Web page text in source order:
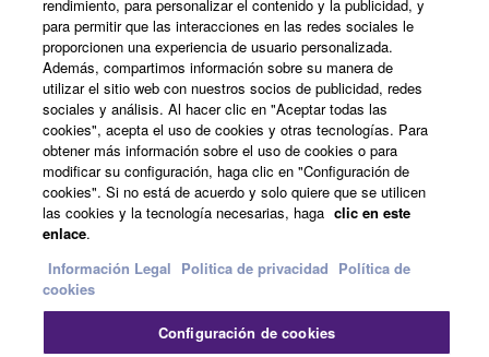
Soportes en U que permiten un montaje sencillo y
fácil en configuraciones horizontales. (para
DZR12/12-D, DZR12W/12-DW, CZR12, CZR12W)
Peso neto: 4.7kg; 1.9lbs
Compatible con: DZR12/12-D,
DZR12W/12-DW, CZR12, CZR12W
rendimiento, para personalizar el contenido y la publicidad, y
para permitir que las interacciones en las redes sociales le
proporcionen una experiencia de usuario personalizada.
Además, compartimos información sobre su manera de
utilizar el sitio web con nuestros socios de publicidad, redes
sociales y análisis. Al hacer clic en "Aceptar todas las
cookies", acepta el uso de cookies y otras tecnologías. Para
obtener más información sobre el uso de cookies o para
modificar su configuración, haga clic en "Configuración de
cookies". Si no está de acuerdo y solo quiere que se utilicen
las cookies y la tecnología necesarias, haga clic en este
enlace.
Información Legal Politica de privacidad Política de
cookies
Configuración de cookies